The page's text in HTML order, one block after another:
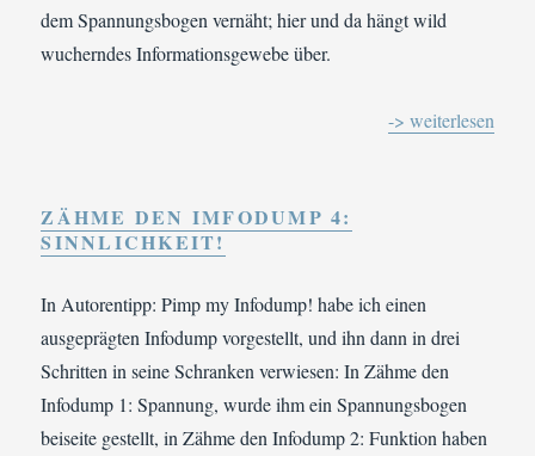
dem Spannungsbogen vernäht; hier und da hängt wild
wucherndes Informationsgewebe über.
-> weiterlesen
ZÄHME DEN IMFODUMP 4:
SINNLICHKEIT!
In Autorentipp: Pimp my Infodump! habe ich einen
ausgeprägten Infodump vorgestellt, und ihn dann in drei
Schritten in seine Schranken verwiesen: In Zähme den
Infodump 1: Spannung, wurde ihm ein Spannungsbogen
beiseite gestellt, in Zähme den Infodump 2: Funktion haben